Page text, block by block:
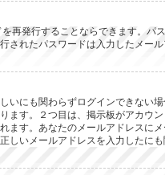
再発行することならできます。パ
れたパスワードは入力したメール
にも関わらずログインできな
す。２つ目は、掲示板がアカ
す。あなたのメールアドレス
いメールアドレスを入力したに